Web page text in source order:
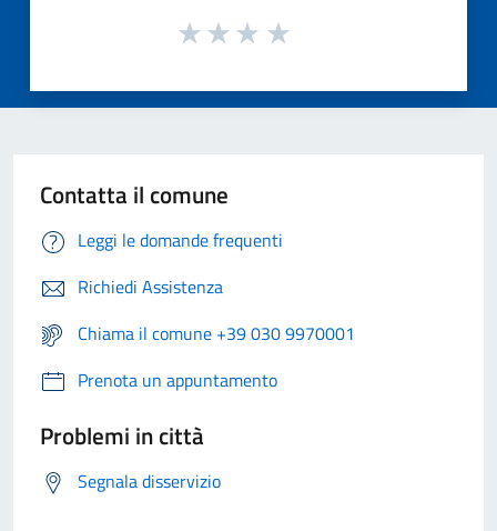
Contatta il comune
Leggi le domande frequenti
Richiedi Assistenza
Chiama il comune +39 030 9970001
Prenota un appuntamento
Problemi in città
Segnala disservizio